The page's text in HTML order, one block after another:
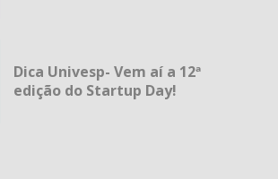
Dica Univesp- Vem aí a 12ª
edição do Startup Day!